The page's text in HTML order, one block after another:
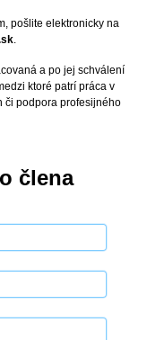
pošlite elektronicky na
.
a po jej schválení
ktoré patrí práca v
či podpora profesijného
člena